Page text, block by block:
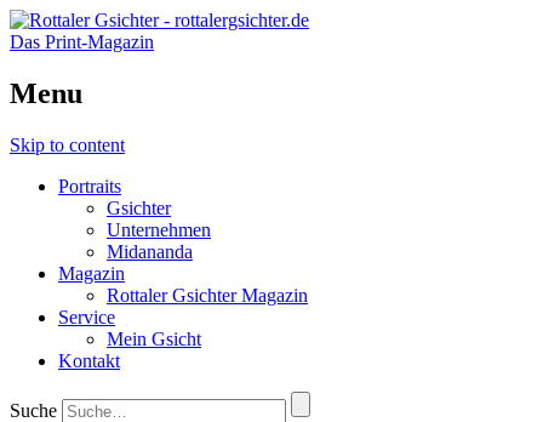
Das Print-Magazin
Menu
Skip to content
Portraits
Gsichter
Unternehmen
Midananda
Magazin
Rottaler Gsichter Magazin
Service
Mein Gsicht
Kontakt
Suche